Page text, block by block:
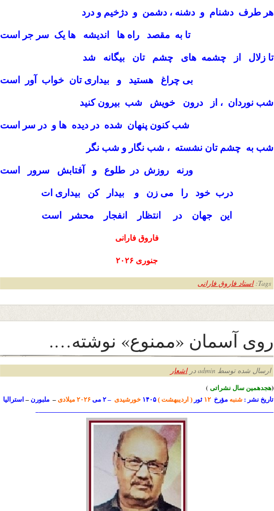
هر طرف دشنام و دشنه ، دشمن و دژخیم و درد
تا به مقصد راه ها اندیشه ها یک سر جر است
تا زلال از چشمه های چشم تان بیگانه شد
بی چراغ هستید و بیداری تان خواب آور است
شب نوردان ، از درون خویش شب بیرون کنید
شب کنون پنهان شده در دیده ها و در سر است
شب به چشم تان نشسته ، شب نگار و شب نگر
ورنه روزش در طلوع و آفتابش سرور است
درب خود را می زن و بیدار کن بیداری ات
این جهان در انتظار انفجار محشر است
فاروق فارانی
جنوری ۲۰۲۶
Tags: استاد فاروق فارانی
روی آسمان «ممنوع» نوشته….
ارسال شده توسط admin در اشعار
(هجدهمین سال نشراتی )
تاریخ نشر : شنبه مؤرخ ۱۲ ثور ( اردیبهشت ) ۱۴۰۵ خورشیدی – ۲ می – ملبورن – استرالیا
————————————————————————————————————–